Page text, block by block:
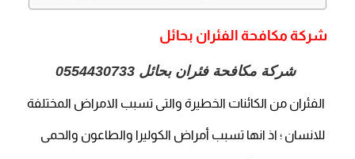
شركة مكافحة الفئران بحائل
شركة مكافحة فئران بحائل0554430733
الفئران من الكائنات الخطيرة والتى تسبب الامراض المختلفة
للانسان ؛ اذ انها تسبب أمراض الكوليرا والطاعون والحمى